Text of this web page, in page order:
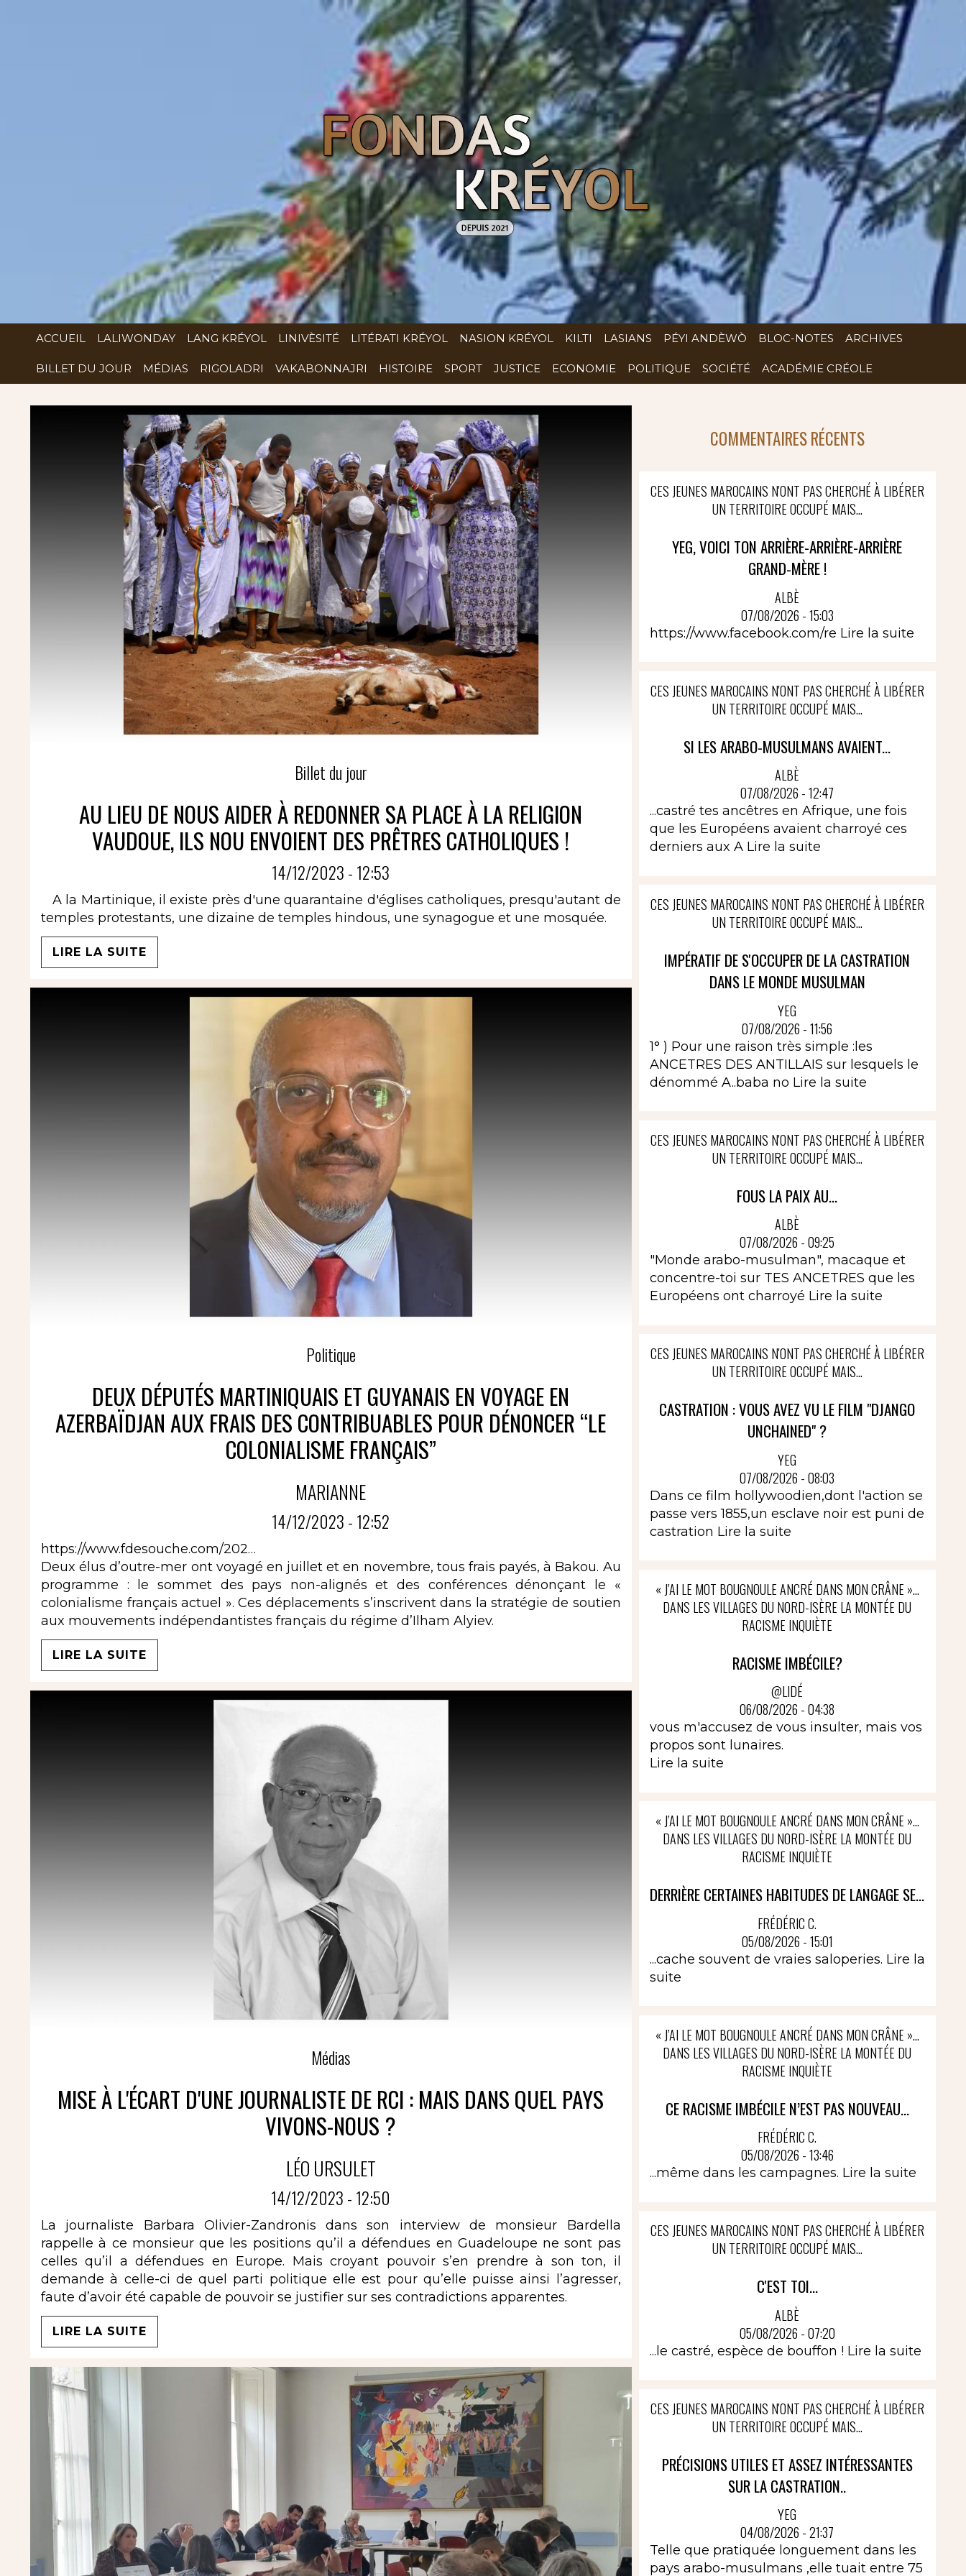
ACCUEIL LALIWONDAY LANG KRÉYOL LINIVÈSITÉ LITÉRATI KRÉYOL NASION KRÉYOL KILTI LASIANS PÉYI ANDÈWÒ BLOC-NOTES ARCHIVES
BILLET DU JOUR MÉDIAS RIGOLADRI VAKABONNAJRI HISTOIRE SPORT JUSTICE ECONOMIE POLITIQUE SOCIÉTÉ ACADÉMIE CRÉOLE
Billet du jour
AU LIEU DE NOUS AIDER À REDONNER SA PLACE À LA RELIGION
VAUDOUE, ILS NOU ENVOIENT DES PRÊTRES CATHOLIQUES !
14/12/2023 - 12:53
A la Martinique, il existe près d'une quarantaine d'églises catholiques, presqu'autant de
temples protestants, une dizaine de temples hindous, une synagogue et une mosquée.
LIRE LA SUITE
Politique
DEUX DÉPUTÉS MARTINIQUAIS ET GUYANAIS EN VOYAGE EN
AZERBAÏDJAN AUX FRAIS DES CONTRIBUABLES POUR DÉNONCER “LE
COLONIALISME FRANÇAIS”
MARIANNE
14/12/2023 - 12:52
https://www.fdesouche.com/202…
Deux élus d’outre-mer ont voyagé en juillet et en novembre, tous frais payés, à Bakou. Au
programme : le sommet des pays non-alignés et des conférences dénonçant le «
colonialisme français actuel ». Ces déplacements s’inscrivent dans la stratégie de soutien
aux mouvements indépendantistes français du régime d’Ilham Alyiev.
LIRE LA SUITE
Médias
MISE À L'ÉCART D'UNE JOURNALISTE DE RCI : MAIS DANS QUEL PAYS
VIVONS-NOUS ?
LÉO URSULET
14/12/2023 - 12:50
La journaliste Barbara Olivier-Zandronis dans son interview de monsieur Bardella
rappelle à ce monsieur que les positions qu’il a défendues en Guadeloupe ne sont pas
celles qu’il a défendues en Europe. Mais croyant pouvoir s’en prendre à son ton, il
demande à celle-ci de quel parti politique elle est pour qu’elle puisse ainsi l’agresser,
faute d’avoir été capable de pouvoir se justifier sur ses contradictions apparentes.
LIRE LA SUITE
COMMENTAIRES RÉCENTS
CES JEUNES MAROCAINS N'ONT PAS CHERCHÉ À LIBÉRER
UN TERRITOIRE OCCUPÉ MAIS...
YEG, VOICI TON ARRIÈRE-ARRIÈRE-ARRIÈRE
GRAND-MÈRE !
ALBÈ
07/08/2026 - 15:03
https://www.facebook.com/re Lire la suite
CES JEUNES MAROCAINS N'ONT PAS CHERCHÉ À LIBÉRER
UN TERRITOIRE OCCUPÉ MAIS...
SI LES ARABO-MUSULMANS AVAIENT...
ALBÈ
07/08/2026 - 12:47
...castré tes ancêtres en Afrique, une fois
que les Européens avaient charroyé ces
derniers aux A Lire la suite
CES JEUNES MAROCAINS N'ONT PAS CHERCHÉ À LIBÉRER
UN TERRITOIRE OCCUPÉ MAIS...
IMPÉRATIF DE S'OCCUPER DE LA CASTRATION
DANS LE MONDE MUSULMAN
YEG
07/08/2026 - 11:56
1° ) Pour une raison très simple :les
ANCETRES DES ANTILLAIS sur lesquels le
dénommé A..baba no Lire la suite
CES JEUNES MAROCAINS N'ONT PAS CHERCHÉ À LIBÉRER
UN TERRITOIRE OCCUPÉ MAIS...
FOUS LA PAIX AU...
ALBÈ
07/08/2026 - 09:25
"Monde arabo-musulman", macaque et
concentre-toi sur TES ANCETRES que les
Européens ont charroyé Lire la suite
CES JEUNES MAROCAINS N'ONT PAS CHERCHÉ À LIBÉRER
UN TERRITOIRE OCCUPÉ MAIS...
CASTRATION : VOUS AVEZ VU LE FILM "DJANGO
UNCHAINED" ?
YEG
07/08/2026 - 08:03
Dans ce film hollywoodien,dont l'action se
passe vers 1855,un esclave noir est puni de
castration Lire la suite
« J’AI LE MOT BOUGNOULE ANCRÉ DANS MON CRÂNE »…
DANS LES VILLAGES DU NORD-ISÈRE LA MONTÉE DU
RACISME INQUIÈTE
RACISME IMBÉCILE?
@LIDÉ
06/08/2026 - 04:38
vous m'accusez de vous insulter, mais vos
propos sont lunaires.
Lire la suite
« J’AI LE MOT BOUGNOULE ANCRÉ DANS MON CRÂNE »…
DANS LES VILLAGES DU NORD-ISÈRE LA MONTÉE DU
RACISME INQUIÈTE
DERRIÈRE CERTAINES HABITUDES DE LANGAGE SE...
FRÉDÉRIC C.
05/08/2026 - 15:01
...cache souvent de vraies saloperies. Lire la
suite
« J’AI LE MOT BOUGNOULE ANCRÉ DANS MON CRÂNE »…
DANS LES VILLAGES DU NORD-ISÈRE LA MONTÉE DU
RACISME INQUIÈTE
CE RACISME IMBÉCILE N’EST PAS NOUVEAU...
FRÉDÉRIC C.
05/08/2026 - 13:46
...même dans les campagnes. Lire la suite
CES JEUNES MAROCAINS N'ONT PAS CHERCHÉ À LIBÉRER
UN TERRITOIRE OCCUPÉ MAIS...
C'EST TOI...
ALBÈ
05/08/2026 - 07:20
...le castré, espèce de bouffon ! Lire la suite
CES JEUNES MAROCAINS N'ONT PAS CHERCHÉ À LIBÉRER
UN TERRITOIRE OCCUPÉ MAIS...
PRÉCISIONS UTILES ET ASSEZ INTÉRESSANTES
SUR LA CASTRATION..
YEG
04/08/2026 - 21:37
Telle que pratiquée longuement dans les
pays arabo-musulmans ,elle tuait entre 75